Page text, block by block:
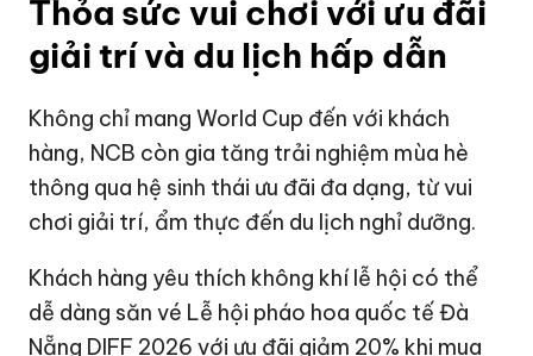
Thỏa sức vui chơi với ưu đãi
giải trí và du lịch hấp dẫn
Không chỉ mang World Cup đến với khách
hàng, NCB còn gia tăng trải nghiệm mùa hè
thông qua hệ sinh thái ưu đãi đa dạng, từ vui
chơi giải trí, ẩm thực đến du lịch nghỉ dưỡng.
Khách hàng yêu thích không khí lễ hội có thể
dễ dàng săn vé Lễ hội pháo hoa quốc tế Đà
Nẵng DIFF 2026 với ưu đãi giảm 20% khi mua